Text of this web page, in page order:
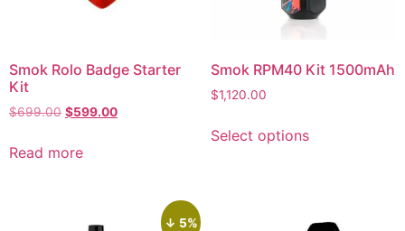
Smok Rolo Badge Starter
Kit
$699.00 $599.00
Read more
Smok RPM40 Kit 1500mAh
$1,120.00
Select options
↓ 5%